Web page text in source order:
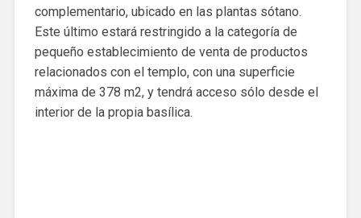
complementario, ubicado en las plantas sótano.
Este último estará restringido a la categoría de
pequeño establecimiento de venta de productos
relacionados con el templo, con una superficie
máxima de 378 m2, y tendrá acceso sólo desde el
interior de la propia basílica.